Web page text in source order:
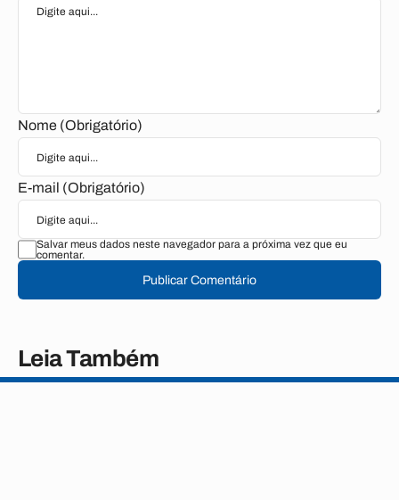
Nome (Obrigatório)
E-mail (Obrigatório)
Salvar meus dados neste navegador para a próxima vez que eu
comentar.
Publicar Comentário
Leia Também